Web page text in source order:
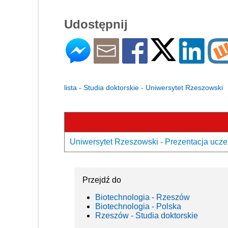
Udostępnij
lista - Studia doktorskie - Uniwersytet Rzeszowski
Uniwersytet Rzeszowski - Prezentacja
Przejdź do
Biotechnologia - Rzeszów
Biotechnologia - Polska
Rzeszów - Studia doktorskie